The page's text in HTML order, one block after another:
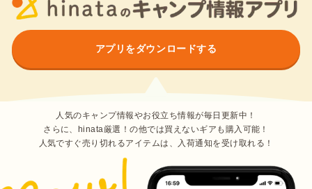
アプリをダウンロードする
人気のキャンプ情報やお役立ち情報が毎日更新中！
さらに、hinata厳選！の他では買えないギアも購入可能！
人気ですぐ売り切れるアイテムは、入荷通知を受け取れる！